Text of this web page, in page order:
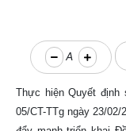
A
Thực hiện Quyết định
05/CT-TTg ngày 23/